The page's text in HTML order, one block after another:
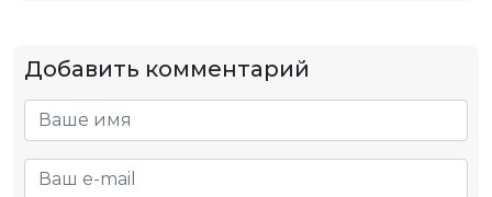
Добавить комментарий